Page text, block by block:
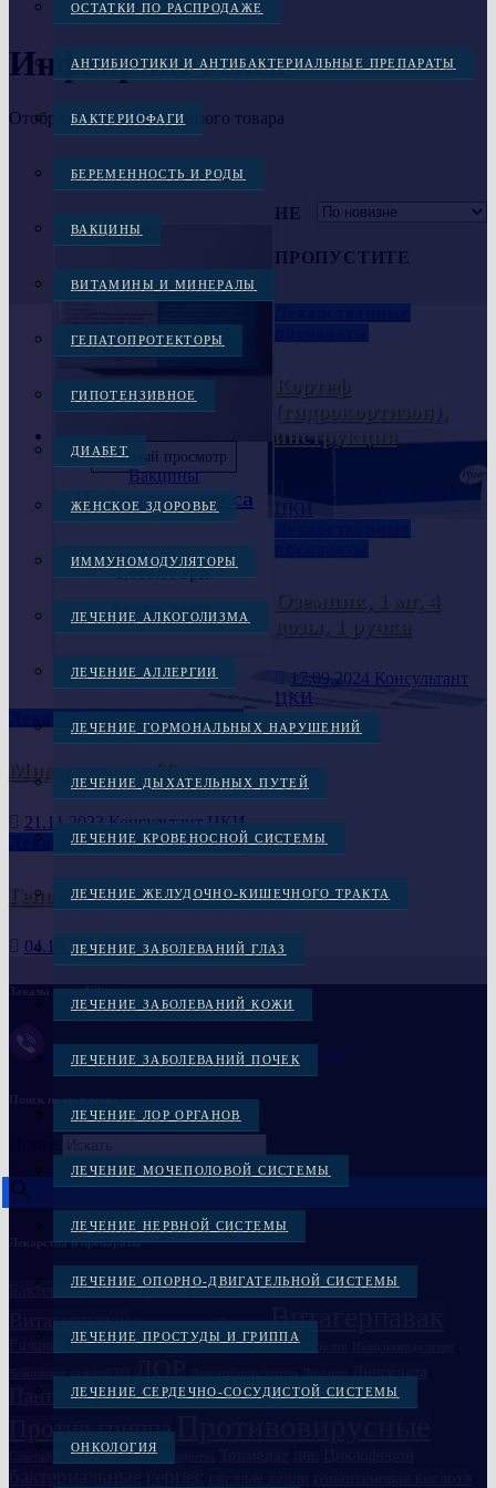
ОСТАТКИ ПО РАСПРОДАЖЕ
АНТИБИОТИКИ И АНТИБАКТЕРИАЛЬНЫЕ ПРЕПАРАТЫ
БАКТЕРИОФАГИ
БЕРЕМЕННОСТЬ И РОДЫ
ВАКЦИНЫ
ВИТАМИНЫ И МИНЕРАЛЫ
ГЕПАТОПРОТЕКТОРЫ
ГИПОТЕНЗИВНОЕ
ДИАБЕТ
ЖЕНСКОЕ ЗДОРОВЬЕ
ИММУНОМОДУЛЯТОРЫ
ЛЕЧЕНИЕ АЛКОГОЛИЗМА
ЛЕЧЕНИЕ АЛЛЕРГИИ
ЛЕЧЕНИЕ ГОРМОНАЛЬНЫХ НАРУШЕНИЙ
ЛЕЧЕНИЕ ДЫХАТЕЛЬНЫХ ПУТЕЙ
ЛЕЧЕНИЕ КРОВЕНОСНОЙ СИСТЕМЫ
ЛЕЧЕНИЕ ЖЕЛУДОЧНО-КИШЕЧНОГО ТРАКТА
ЛЕЧЕНИЕ ЗАБОЛЕВАНИЙ ГЛАЗ
ЛЕЧЕНИЕ ЗАБОЛЕВАНИЙ КОЖИ
ЛЕЧЕНИЕ ЗАБОЛЕВАНИЙ ПОЧЕК
ЛЕЧЕНИЕ ЛОР ОРГАНОВ
ЛЕЧЕНИЕ МОЧЕПОЛОВОЙ СИСТЕМЫ
ЛЕЧЕНИЕ НЕРВНОЙ СИСТЕМЫ
ЛЕЧЕНИЕ ОПОРНО-ДВИГАТЕЛЬНОЙ СИСТЕМЫ
ЛЕЧЕНИЕ ПРОСТУДЫ И ГРИППА
ЛЕЧЕНИЕ СЕРДЕЧНО-СОСУДИСТОЙ СИСТЕМЫ
ОНКОЛОГИЯ
Инфанрикс гекса
Отображение единственного товара
Быстрый просмотр
Вакцины
Инфанрикс гекса
1,600.00грн.
ЧИТАТЬ ДАЛЕЕ
НЕ
ПРОПУСТИТЕ
инструкция
Консультант
ЦКИ
17.09.2024 Консультант
ЦКИ
Лекарственные препараты
Мидзо, капли 60 мг
21.11.2023 Консультант ЦКИ
Лекарственные препараты
Гепон 2мг 1 шт. лиофилизат
04.10.2023Консультант ЦКИ
Заказы через Viber :
Заказать через Viber +38(097)-869-72-38
Поиск по названию
Лекарства и препараты
Бактериофаги в Украине Бивалос Вакцина Вакцина
Витагерпавак Вакцина антирабическая Витагерпавак
Галавит Глазные препараты Дисбактериоз Иммуноглобулин
Пантогам Пиобактериофаг комплексный Полиоксидоний
Против гриппа
Семаглутид Сыворотка